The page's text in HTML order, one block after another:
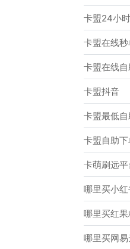
卡盟24小
卡盟在线
卡盟在线
卡盟抖音
卡盟最低
卡盟自助
卡萌刷远平
哪里买小
哪里买红果
哪里买网